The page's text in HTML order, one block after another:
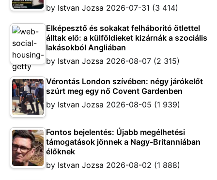
by Istvan Jozsa 2026-07-31 (3 414)
Elképesztő és sokakat felháborító ötlettel
álltak elő: a külföldieket kizárnák a szociális
lakásokból Angliában
by Istvan Jozsa 2026-08-07 (2 315)
Vérontás London szívében: négy járókelőt
szúrt meg egy nő Covent Gardenben
by Istvan Jozsa 2026-08-05 (1 939)
Fontos bejelentés: Újabb megélhetési
támogatások jönnek a Nagy-Britanniában
élőknek
by Istvan Jozsa 2026-08-02 (1 888)